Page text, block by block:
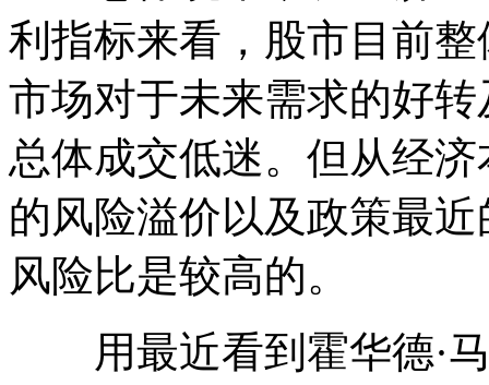
利指标来看，股市目前
市场对于未来需求的好
总体成交低迷。但从经
的风险溢价以及政策最
风险比是较高的。
用最近看到霍华德·马